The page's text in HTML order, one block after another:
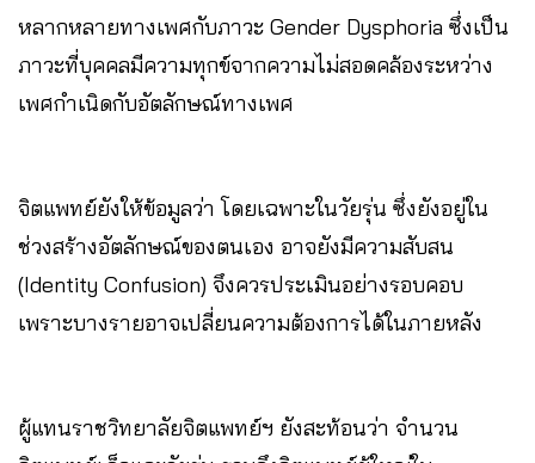
หลากหลายทางเพศกับภาวะ Gender Dysphoria ซึ่งเป็น
ภาวะที่บุคคลมีความทุกข์จากความไม่สอดคล้องระหว่าง
เพศกำเนิดกับอัตลักษณ์ทางเพศ
จิตแพทย์ยังให้ข้อมูลว่า โดยเฉพาะในวัยรุ่น ซึ่งยังอยู่ใน
ช่วงสร้างอัตลักษณ์ของตนเอง อาจยังมีความสับสน
(Identity Confusion) จึงควรประเมินอย่างรอบคอบ
เพราะบางรายอาจเปลี่ยนความต้องการได้ในภายหลัง
ผู้แทนราชวิทยาลัยจิตแพทย์ฯ ยังสะท้อนว่า จำนวน